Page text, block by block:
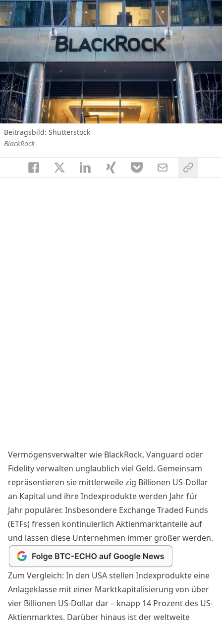
Beitragsbild: Shutterstock
BlackRock
Vermögensverwalter wie BlackRock, Vanguard oder
Fidelity verwalten unglaublich viel Geld. Gemeinsam
repräsentieren sie mittlerweile zig Billionen US-Dollar
an Kapital und ihre Indexprodukte werden Jahr für
Jahr populärer. Insbesondere Exchange Traded Funds
(ETFs) fressen kontinuierlich Aktienmarktanteile auf
und lassen diese Unternehmen immer größer werden.
Zum Vergleich: In den USA stellen Indexprodukte eine
Anlageklasse mit einer Marktkapitalisierung von über
vier Billionen US-Dollar dar– knapp 14 Prozent des US-
Aktienmarktes. Darüber hinaus ist der weltweite